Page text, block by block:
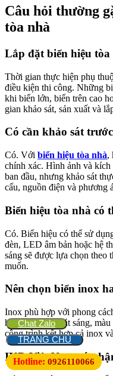
Câu hỏi thường
tòa nhà
Lắp đặt biển hiệu
Thời gian thực hiện phụ
điều kiện thi công. Những
khi biển lớn, biển trên cao
gian khảo sát, sản xuất và
Có cần khảo sát
Có. Với biển hiệu tòa nhà,
chính xác. Hình ảnh và
ban đầu, nhưng khảo sát
cấu, nguồn điện và phương
Biển hiệu tòa nhà có
Có. Biển hiệu có thể sử
đèn, LED âm bản hoặc hệ
sáng sẽ được lựa chọn
muốn.
Nên chọn biển inox
Inox phù hợp với phong
hợp với biển phát sáng,
công trình kết hợp cả inox
IKD Việt Nam có
Hotline: 0926110066
Chat Zalo
TRANG CHỦ